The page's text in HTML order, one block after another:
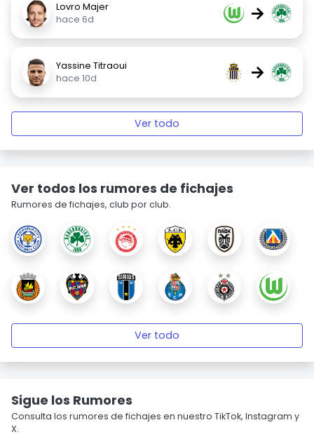
Lovro Majer
hace 6d
→
Yassine Titraoui
hace 10d
→
Ver todo
Ver todos los rumores de fichajes
Rumores de fichajes, club por club.
Ver todo
Sigue los Rumores
Consulta los rumores de fichajes en nuestro TikTok, Instagram y
X.